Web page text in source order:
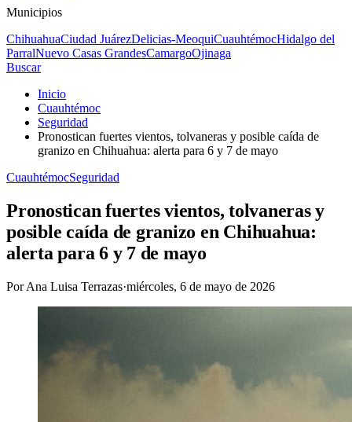
Municipios
ChihuahuaCiudad JuárezDelicias-MeoquiCuauhtémocHidalgo del
ParralNuevo Casas GrandesCamargoOjinaga
Buscar
Inicio
Cuauhtémoc
Seguridad
Pronostican fuertes vientos, tolvaneras y posible caída de
granizo en Chihuahua: alerta para 6 y 7 de mayo
CuauhtémocSeguridad
Pronostican fuertes vientos, tolvaneras y
posible caída de granizo en Chihuahua:
alerta para 6 y 7 de mayo
PorAna Luisa Terrazas·miércoles, 6 de mayo de 2026